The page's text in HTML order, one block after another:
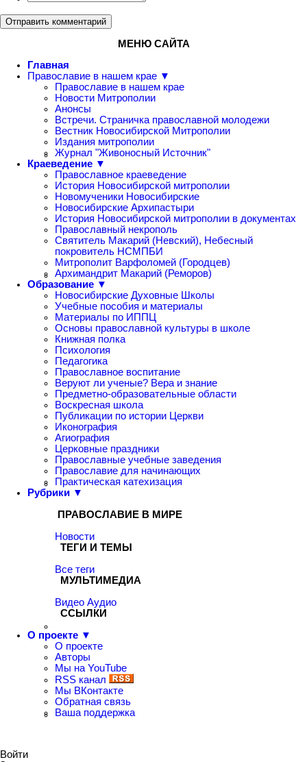
Отправить комментарий
МЕНЮ САЙТА
Главная
Православие в нашем крае ▼
Православие в нашем крае
Новости Митрополии
Анонсы
Встречи. Страничка православной молодежи
Вестник Новосибирской Митрополии
Издания митрополии
Журнал "Живоносный Источник"
Краеведение ▼
Православное краеведение
История Новосибирской митрополии
Новомученики Новосибирские
Новосибирские Архипастыри
История Новосибирской митрополии в документах
Православный некрополь
Святитель Макарий (Невский), Небесный
покровитель НСМПБИ
Митрополит Варфоломей (Городцев)
Архимандрит Макарий (Реморов)
Образование ▼
Новосибирские Духовные Школы
Учебные пособия и материалы
Материалы по ИППЦ
Основы православной культуры в школе
Книжная полка
Психология
Педагогика
Православное воспитание
Веруют ли ученые? Вера и знание
Предметно-образовательные области
Воскресная школа
Публикации по истории Церкви
Иконография
Агиография
Церковные праздники
Православные учебные заведения
Православие для начинающих
Практическая катехизация
Рубрики ▼
ПРАВОСЛАВИЕ В МИРЕ
Новости
ТЕГИ И ТЕМЫ
Все теги
МУЛЬТИМЕДИА
Видео Аудио
ССЫЛКИ
О проекте ▼
О проекте
Авторы
Мы на YouTube
RSS канал
Мы ВКонтакте
Обратная связь
Ваша поддержка
Войти